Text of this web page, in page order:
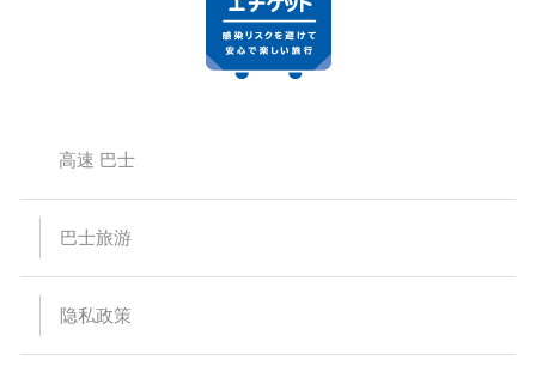
高速 巴士
巴士旅游
隐私政策